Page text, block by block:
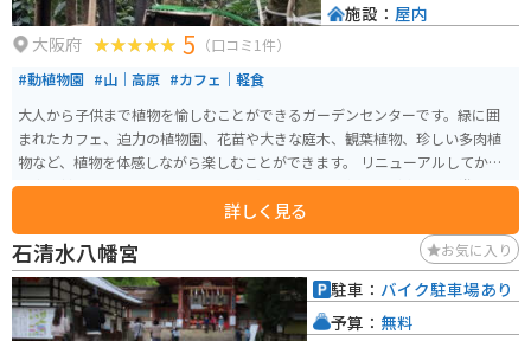
大阪府 5 （口コミ1件）
#動植物園 #山｜高原 #カフェ｜軽食
大人から子供まで植物を愉しむことができるガーデンセンターです。緑に囲
まれたカフェ、迫力の植物園、花苗や大きな庭木、観葉植物、珍しい多肉植
物など、植物を体感しながら楽しむことができます。 リニューアルしてから
豊富な植物をはじめ、ゆったりと寛げるカフェ、子供たちが楽しめる遊具、
動物、いちご狩りなど、体験ができるガーデンセンターになっています。
詳しく見る
施設： 屋内
石清水八幡宮 お気に入り
駐車： バイク駐車場あり
予算： 無料